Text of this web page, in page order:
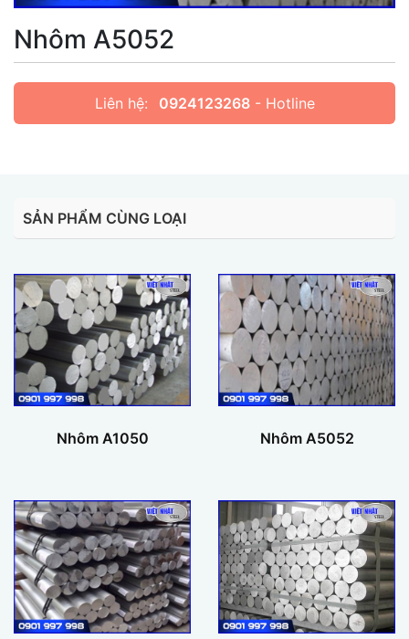
Nhôm A5052
Liên hệ: 0924123268- Hotline
SẢN PHẨM CÙNG LOẠI
Nhôm A1050 Nhôm A5052